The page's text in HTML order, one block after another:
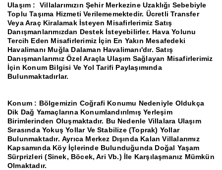
Ulaşım : Villalarımızın Şehir Merkezine Uzaklığı Sebebiyle
Toplu Taşıma Hizmeti Verilememektedir. Ücretli Transfer
Veya Araç Kiralamak İsteyen Misafirlerimiz Satış
Danışmanlarımızdan Destek İsteyebilirler. Hava Yolunu
Tercih Eden Misafirlerimiz İçin En Yakın Mesafedeki
Havalimanı Muğla Dalaman Havalimanı'dır.Satış
Danışmanlarımız Özel Araçla Ulaşım Sağlayan Misafirlerimiz
İçin Konum Bilgisi Ve Yol Tarifi Paylaşımında
Bulunmaktadırlar.
Konum: Bölgemizin Coğrafi Konumu Nedeniyle Oldukça
Dik Dağ Yamaçlarına Konumlandırılmış Yerleşim
Birimlerinden Oluşmaktadır. Bu Nedenle Villalara Ulaşım
Sırasında Yokuş Yollar Ve Stabilize (Toprak) Yollar
Bulunmaktadır. Ayrıca Merkez Dışında Kalan Villalarımız
Kapsamında Köy İçlerinde Bulunduğunda Doğal Yaşam
Sürprizleri (Sinek, Böcek, Ari Vb.) İle Karşılaşmanız Mümkün
Olmaktadır.